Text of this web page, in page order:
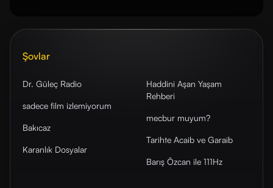
Şovlar
Dr. Güleç Radio
sadece film izlemiyorum
Bakıcaz
Karanlık Dosyalar
Haddini Aşan Yaşam
Rehberi
mecbur muyum?
Tarihte Acaib ve Garaib
Barış Özcan ile 111Hz